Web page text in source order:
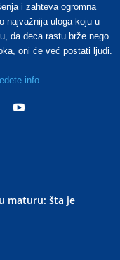
i zahteva ogromna
najvažnija uloga koju u
da deca rastu brže nego
oni će već postati ljudi.
maturu: šta je